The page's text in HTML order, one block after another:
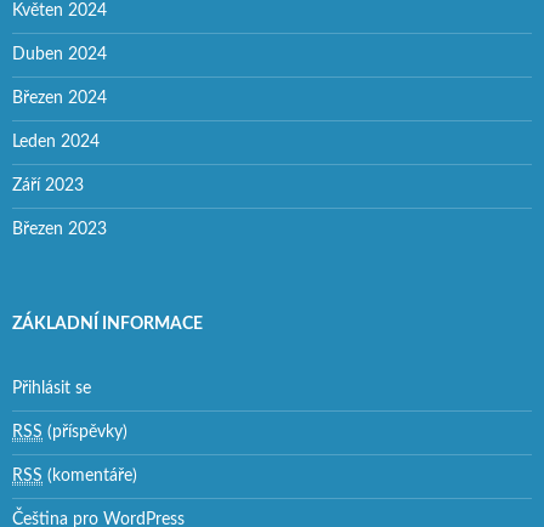
Květen 2024
Duben 2024
Březen 2024
Leden 2024
Září 2023
Březen 2023
ZÁKLADNÍ INFORMACE
Přihlásit se
RSS (příspěvky)
RSS (komentáře)
Čeština pro WordPress